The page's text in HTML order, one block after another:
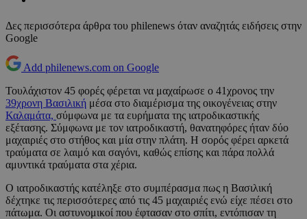
Δες περισσότερα άρθρα του philenews όταν αναζητάς ειδήσεις στην
Google
Add philenews.com on Google
Τουλάχιστον 45 φορές φέρεται να μαχαίρωσε ο 41χρονος την
39χρονη Βασιλική μέσα στο διαμέρισμα της οικογένειας στην
Καλαμάτα, σύμφωνα με τα ευρήματα της ιατροδικαστικής
εξέτασης. Σύμφωνα με τον ιατροδικαστή, θανατηφόρες ήταν δύο
μαχαιριές στο στήθος και μία στην πλάτη. Η σορός φέρει αρκετά
τραύματα σε λαιμό και σαγόνι, καθώς επίσης και πάρα πολλά
αμυντικά τραύματα στα χέρια.
Ο ιατροδικαστής κατέληξε στο συμπέρασμα πως η Βασιλική
δέχτηκε τις περισσότερες από τις 45 μαχαιριές ενώ είχε πέσει στο
πάτωμα. Οι αστυνομικοί που έφτασαν στο σπίτι, εντόπισαν τη